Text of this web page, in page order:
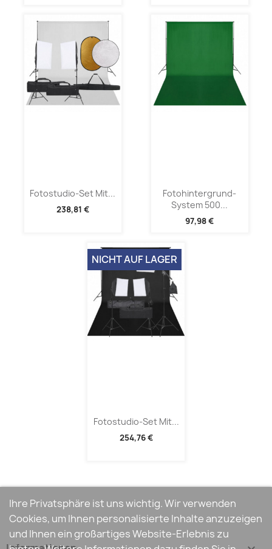
Fotostudio-Set Mit...
238,81 €
Fotohintergrund-
System 500...
97,98 €
Fotostudio-Set Mit...
254,76 €
NICHT AUF LAGER
Ihre Privatsphäre ist uns wichtig. Wir verwenden
Cookies, um Ihnen personalisierte Inhalte anzuzeigen
und Ihnen ein großartiges Website-Erlebnis zu